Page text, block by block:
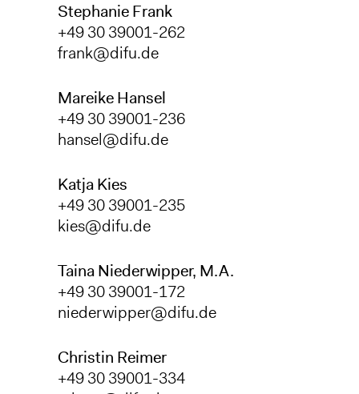
Stephanie Frank
+49 30 39001-262
frank@difu.de
Mareike Hansel
+49 30 39001-236
hansel@difu.de
Katja Kies
+49 30 39001-235
kies@difu.de
Taina Niederwipper, M.A.
+49 30 39001-172
niederwipper@difu.de
Christin Reimer
+49 30 39001-334